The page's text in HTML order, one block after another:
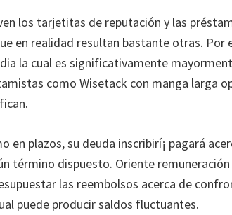
los tarjetitas de reputación y las
en realidad resultan bastante otras.
la cual es significativamente
como Wisetack con manga larga
en plazos, su deuda inscribirí¡ pagará
término dispuesto. Oriente
las reembolsos acerca de
puede producir saldos fluctuantes.